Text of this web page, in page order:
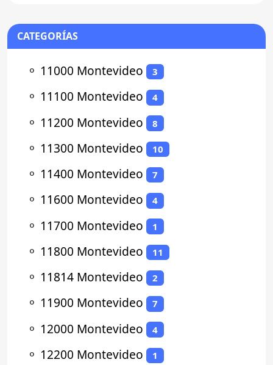
CATEGORÍAS
⚬ 11000 Montevideo 3
⚬ 11100 Montevideo 4
⚬ 11200 Montevideo 8
⚬ 11300 Montevideo 10
⚬ 11400 Montevideo 7
⚬ 11600 Montevideo 4
⚬ 11700 Montevideo 1
⚬ 11800 Montevideo 11
⚬ 11814 Montevideo 2
⚬ 11900 Montevideo 7
⚬ 12000 Montevideo 4
⚬ 12200 Montevideo 1